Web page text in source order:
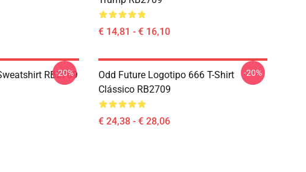
€ 14,81 - € 16,10
RB2709
-20%
Odd Future Logotipo 666 T-Shirt
Clássico RB2709
€ 24,38 - € 28,06
-20%